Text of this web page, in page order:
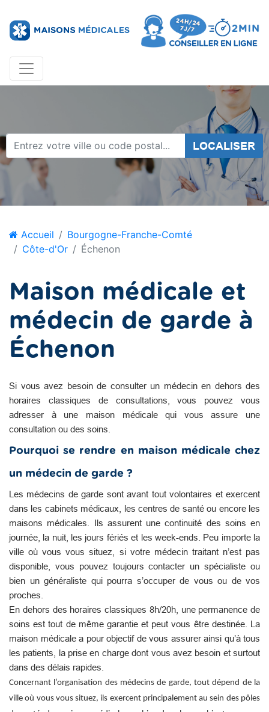
LOCALISER
Accueil
Bourgogne-Franche-Comté
Côte-d'Or
Échenon
Maison médicale et
médecin de garde à
Échenon
Si vous avez besoin de consulter un médecin en dehors des
horaires classiques de consultations, vous pouvez vous
adresser à une maison médicale qui vous assure une
consultation ou des soins.
Pourquoi se rendre en maison médicale chez
un médecin de garde ?
Les médecins de garde sont avant tout volontaires et exercent
dans les cabinets médicaux, les centres de santé ou encore les
maisons médicales. Ils assurent une continuité des soins en
journée, la nuit, les jours fériés et les week-ends. Peu importe la
ville où vous vous situez, si votre médecin traitant n’est pas
disponible, vous pouvez toujours contacter un spécialiste ou
bien un généraliste qui pourra s’occuper de vous ou de vos
proches.
En dehors des horaires classiques 8h/20h, une permanence de
soins est tout de même garantie et peut vous être destinée. La
maison médicale a pour objectif de vous assurer ainsi qu’à tous
les patients, la prise en charge dont vous avez besoin et surtout
dans des délais rapides.
Concernant l’organisation des médecins de garde, tout dépend de la
ville où vous vous situez, ils exercent principalement au sein des pôles